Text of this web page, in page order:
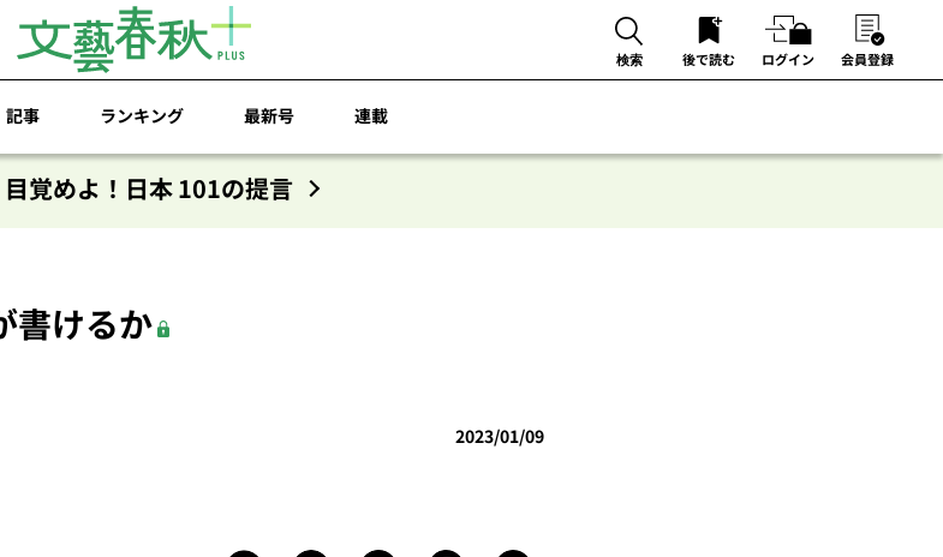
検索 後で読む ログイン 会員登録
記事 ランキング 最新号 連載
目覚めよ！日本 101の提言
書けるか
2023/01/09